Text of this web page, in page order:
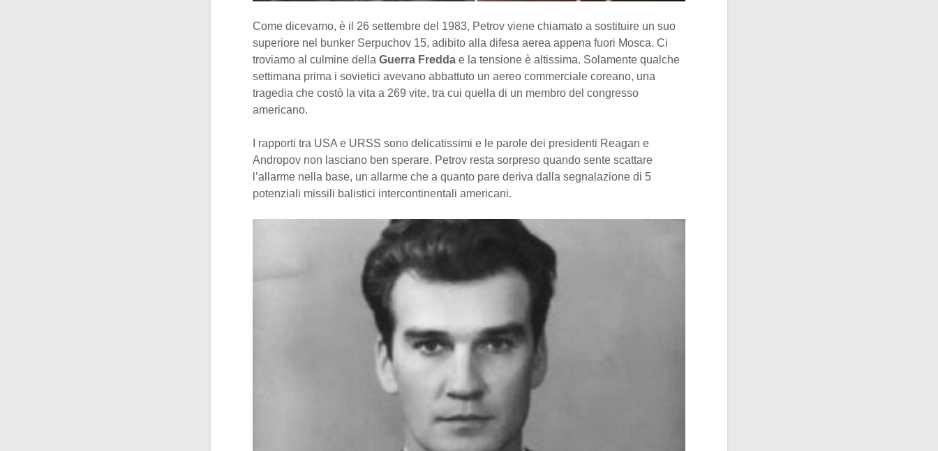
Come dicevamo, è il 26 settembre del 1983, Petrov viene chiamato a sostituire un suo
superiore nel bunker Serpuchov 15, adibito alla difesa aerea appena fuori Mosca. Ci
troviamo al culmine della Guerra Fredda e la tensione è altissima. Solamente qualche
settimana prima i sovietici avevano abbattuto un aereo commerciale coreano, una
tragedia che costò la vita a 269 vite, tra cui quella di un membro del congresso
americano.
I rapporti tra USA e URSS sono delicatissimi e le parole dei presidenti Reagan e
Andropov non lasciano ben sperare. Petrov resta sorpreso quando sente scattare
l’allarme nella base, un allarme che a quanto pare deriva dalla segnalazione di 5
potenziali missili balistici intercontinentali americani.